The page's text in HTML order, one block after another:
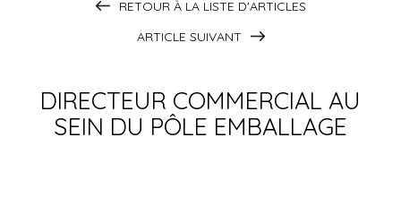
RETOUR À LA LISTE D'ARTICLES
ARTICLE SUIVANT
DIRECTEUR COMMERCIAL AU
SEIN DU PÔLE EMBALLAGE